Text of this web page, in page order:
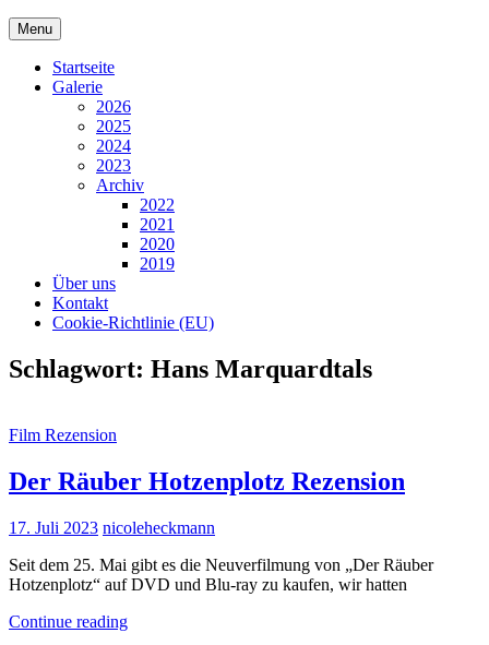
Skip
to
content
Menu
Startseite
Galerie
2026
2025
2024
2023
Archiv
2022
2021
2020
2019
Über uns
Kontakt
Cookie-Richtlinie (EU)
Schlagwort: Hans Marquardtals
Cat
Film Rezension
Der Räuber Hotzenplotz Rezension
Posted
17. Juli 2023 nicoleheckmann
Seit dem 25. Mai gibt es die Neuverfilmung von „Der Räuber
Hotzenplotz“ auf DVD und Blu-ray zu kaufen, wir hatten
Continue readingDer